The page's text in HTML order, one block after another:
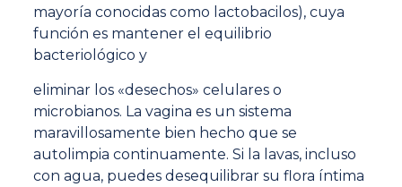
mayoría conocidas como lactobacilos), cuya
función es mantener el equilibrio
bacteriológico y
eliminar los «desechos» celulares o
microbianos. La vagina es un sistema
maravillosamente bien hecho que se
autolimpia continuamente. Si la lavas, incluso
con agua, puedes desequilibrar su flora íntima